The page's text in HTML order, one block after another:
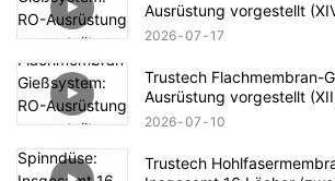
Ausrüstung vorgestellt
2026 07 17
Trustech Flachmembran-
Ausrüstung vorgestellt
2026 07 10
Trustech